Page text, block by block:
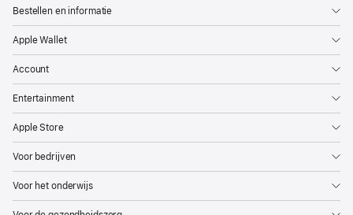
Bestellen en informatie
Apple Wallet
Account
Entertainment
Apple Store
Voor bedrijven
Voor het onderwijs